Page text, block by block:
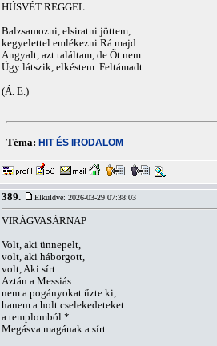
HÚSVÉT REGGEL
Balzsamozni, elsiratni jöttem,
kegyelettel emlékezni Rá majd...
Angyalt, azt találtam, de Őt nem.
Úgy látszik, elkéstem. Feltámadt.
(Á. E.)
Téma: HIT ÉS IRODALOM
389. Elküldve: 2026-03-29 07:38:03
VIRÁGVASÁRNAP
Volt, aki ünnepelt,
volt, aki háborgott,
volt, Aki sírt.
Aztán a Messiás
nem a pogányokat űzte ki,
hanem a holt cselekedeteket
a templomból.*
Megásva magának a sírt.